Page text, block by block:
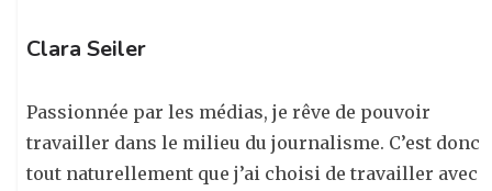
Clara Seiler
Passionnée par les médias, je rêve de pouvoir
travailler dans le milieu du journalisme. C’est donc
tout naturellement que j’ai choisi de travailler avec